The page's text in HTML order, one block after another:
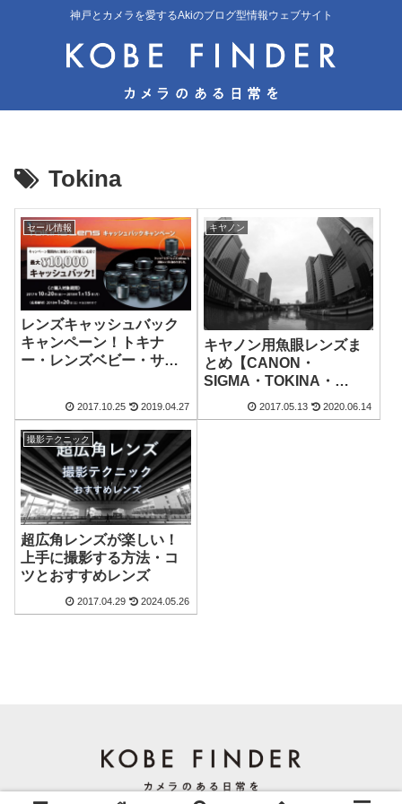
神戸とカメラを愛するAkiのブログ型情報ウェブサイト
Tokina
セール情報
レンズキャッシュバック
キャンペーン！トキナ
ー・レンズベビー・サム
2017.10.25 2019.04.27
キヤノン
キヤノン用魚眼レンズま
とめ【CANON・
SIGMA・TOKINA・
SAMYANGなど比較】
2017.05.13 2020.06.14
撮影テクニック
超広角レンズが楽しい！
上手に撮影する方法・コ
ツとおすすめレンズ
2017.04.29 2024.05.26